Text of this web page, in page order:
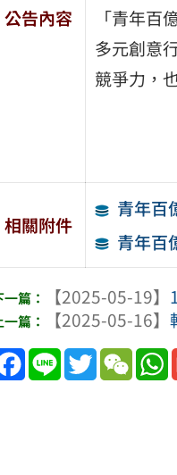
公告內容
「青年
多元創意
競爭力，
相關附件
青年百
青年百
【2025-05-19】
【2025-05-16】
Facebook
Line Twitter